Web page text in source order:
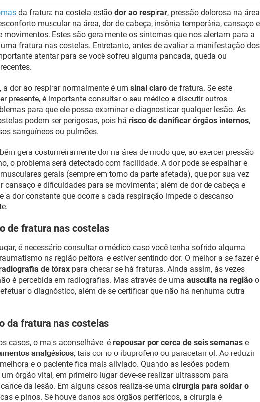
da fratura na costela estão dor ao respirar, pressão dolorosa na área
muscular na área, dor de cabeça, insônia temporária, cansaço e
movimentos. Estes são geralmente os sintomas que nos alertam para a
fratura nas costelas. Entretanto, antes de avaliar a manifestação dos
atentar para se você sofreu alguma pancada, queda ou
a dor ao respirar normalmente é um sinal claro de fratura. Se este
presente, é importante consultar o seu médico e discutir outros
para que ele possa examinar e diagnosticar qualquer lesão. As
podem ser perigosas, pois há risco de danificar órgãos internos,
sanguíneos ou pulmões.
gera costumeiramente dor na área de modo que, ao exercer pressão
o problema será detectado com facilidade. A dor pode se espalhar e
gerais (sempre em torno da parte afetada), que por sua vez
cansaço e dificuldades para se movimentar, além de dor de cabeça e
a dor constante que ocorre a cada respiração impede o descanso
de fratura nas costelas
é necessário consultar o médico caso você tenha sofrido alguma
na região peitoral e estiver sentindo dor. O melhor a se fazer é
de tórax para checar se há fraturas. Ainda assim, às vezes
é percebida em radiografias. Mas através de uma ausculta na região o
o diagnóstico, além de se certificar que não há nenhuma outra
da fratura nas costelas
casos, o mais aconselhável é repousar por cerca de seis semanas e
analgésicos, tais como o ibuprofeno ou paracetamol. Ao reduzir
e o paciente fica mais aliviado. Quando as lesões podem
órgão vital, em primeiro lugar deve-se realizar ultrassom para
da lesão. Em alguns casos realiza-se uma cirurgia para soldar o
e pinos. Se houve danos aos órgãos periféricos, a cirurgia é